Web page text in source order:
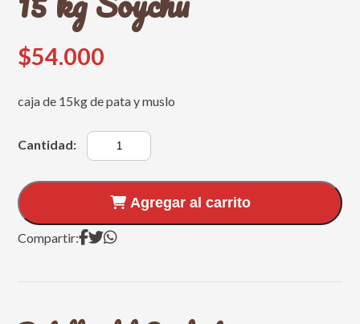
$54.000
caja de 15kg de pata y muslo
Cantidad:
Agregar al carrito
Compartir: